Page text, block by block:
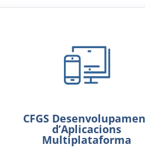
CFGS
d’Aplicacions
Multiplataforma